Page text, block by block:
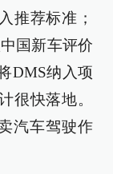
推荐标准；
国新车评价
DMS纳入项
很快落地。
汽车驾驶作